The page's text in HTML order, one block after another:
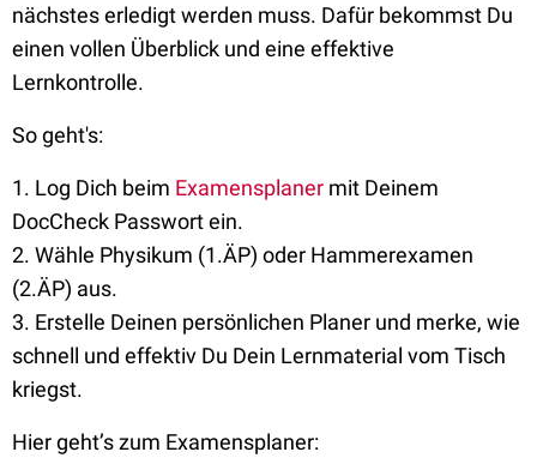
nächstes erledigt werden muss. Dafür bekommst Du
einen vollen Überblick und eine effektive
Lernkontrolle.
So geht's:
1. Log Dich beim Examensplaner mit Deinem
DocCheck Passwort ein.
2. Wähle Physikum (1.ÄP) oder Hammerexamen
(2.ÄP) aus.
3. Erstelle Deinen persönlichen Planer und merke, wie
schnell und effektiv Du Dein Lernmaterial vom Tisch
kriegst.
Hier geht’s zum Examensplaner: